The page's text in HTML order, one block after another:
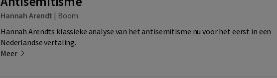
Hannah Arendt | Boom
Hannah Arendts klassieke analyse van het antisemitisme nu voor het eerst in een
Nederlandse vertaling.
Meer